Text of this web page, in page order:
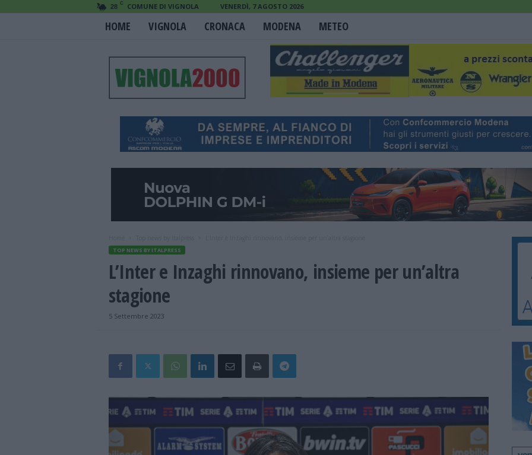
28 C COMUNE DI VIGNOLA VENERDÌ, 7 AGOSTO 2026
HOME VIGNOLA CRONACA MODENA METEO
TOP NEWS BY ITALPRESS
L’Inter e Inzaghi rinnovano, insieme per un’altra
stagione
5 Settembre 2023